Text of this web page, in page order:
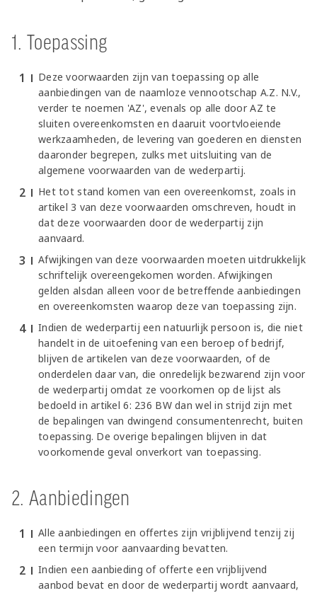
Bestel nu je
seizoenkaart
AZ Clubkaart
Uitregistratie
Resale
Praktische
informatie
in je agenda
AZ Vrouwen
seizoenkaart
Jong AZ
Seizoenkaart
AZ 1
AZ
Vrouwen
Jong
AZ
Nieuws
video's
AZ
Jeugdopleiding
Business
Nieuws
Selectie
Wedstrijden
Nieuws
Selectie
Wedstrijden
Jong AZ
Nieuws
Selectie
Wedstrijden
AZ Jeugd
Jongens
Onder 16
Onder 15
Onder 14
Onder 13
Onder 12
Onder 11
AZ Jeugd
Meiden
Onder 17
Onder 16
Jaarrekening
Media
Onze cultuur
Praktische
informatie
Juniorclubs
De vriendjes
van AZ
Kinderfeestje
Victor
Nieuws
AZ
Foundation
Nieuws
Werken bij AZ
Jeugdopleiding
Youth League
Voetbalschool
AFAS
Trainingscomplex
Nieuws
LOG IN
1. Toepassing
Deze voorwaarden zijn van toepassing op alle
aanbiedingen van de naamloze vennootschap A.Z. N.V.,
verder te noemen 'AZ', evenals op alle door AZ te
sluiten overeenkomsten en daaruit voortvloeiende
werkzaamheden, de levering van goederen en diensten
daaronder begrepen, zulks met uitsluiting van de
algemene voorwaarden van de wederpartij.
Het tot stand komen van een overeenkomst, zoals in
artikel 3 van deze voorwaarden omschreven, houdt in
dat deze voorwaarden door de wederpartij zijn
aanvaard.
Afwijkingen van deze voorwaarden moeten uitdrukkelijk
schriftelijk overeengekomen worden. Afwijkingen
gelden alsdan alleen voor de betreffende aanbiedingen
en overeenkomsten waarop deze van toepassing zijn.
Indien de wederpartij een natuurlijk persoon is, die niet
handelt in de uitoefening van een beroep of bedrijf,
blijven de artikelen van deze voorwaarden, of de
onderdelen daar van, die onredelijk bezwarend zijn voor
de wederpartij omdat ze voorkomen op de lijst als
bedoeld in artikel 6: 236 BW dan wel in strijd zijn met
de bepalingen van dwingend consumentenrecht, buiten
toepassing. De overige bepalingen blijven in dat
voorkomende geval onverkort van toepassing.
2. Aanbiedingen
Alle aanbiedingen en offertes zijn vrijblijvend tenzij zij
een termijn voor aanvaarding bevatten.
Indien een aanbieding of offerte een vrijblijvend
aanbod bevat en door de wederpartij wordt aanvaard,